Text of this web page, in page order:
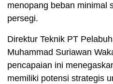
menopang beban minimal
persegi.
Direktur Teknik PT
Muhammad Suriawan
pencapaian ini
memiliki potensi strategis